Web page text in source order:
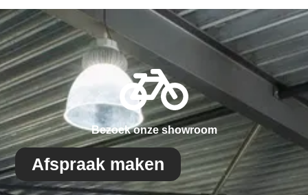
Bezoek onze showroom
Afspraak maken